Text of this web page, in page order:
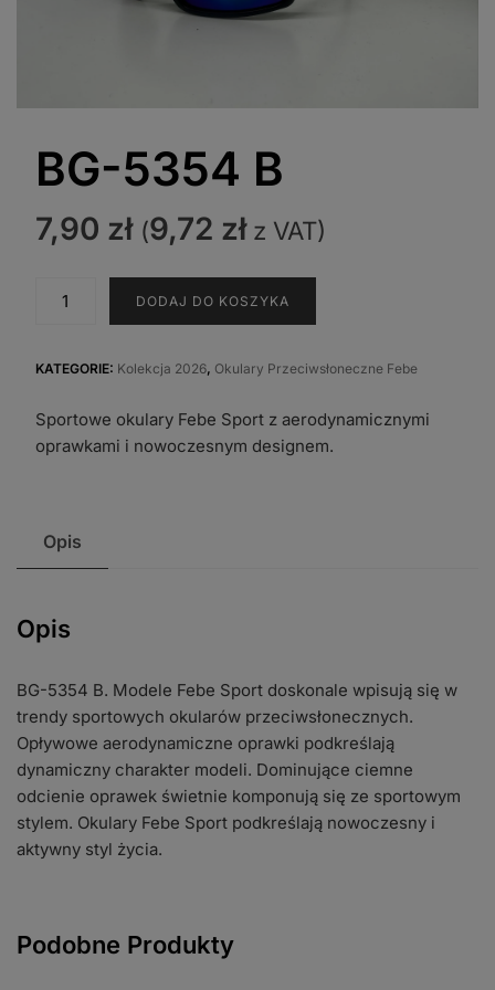
BG-5354 B
7,90 zł (9,72 złz VAT)
B
DODAJ DO KOSZYKA
KATEGORIE: Kolekcja 2026, Okulary Przeciwsłoneczne Febe
Sportowe okulary Febe Sport z aerodynamicznymi
oprawkami i nowoczesnym designem.
Opis
Opis
BG-5354 B. Modele Febe Sport doskonale wpisują się w
trendy sportowych okularów przeciwsłonecznych.
Opływowe aerodynamiczne oprawki podkreślają
dynamiczny charakter modeli. Dominujące ciemne
odcienie oprawek świetnie komponują się ze sportowym
stylem. Okulary Febe Sport podkreślają nowoczesny i
aktywny styl życia.
Podobne Produkty